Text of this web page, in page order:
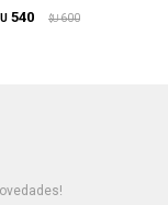
540 $U 600